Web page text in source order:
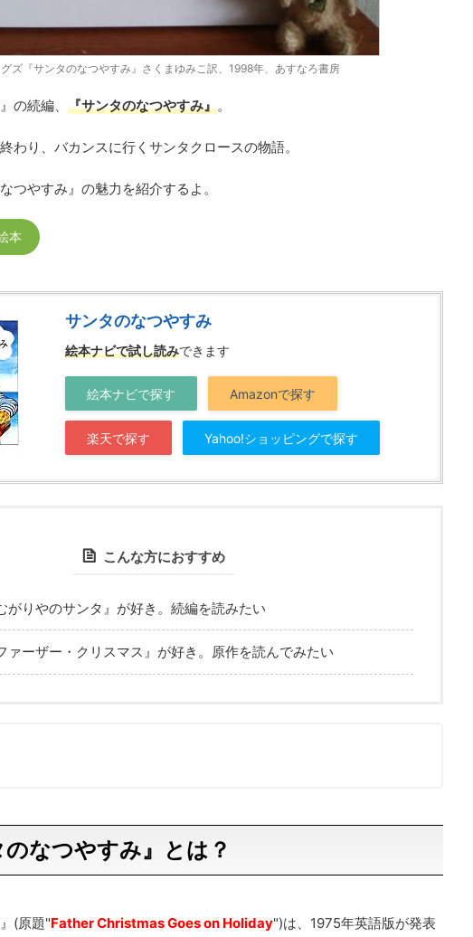
ズ『サンタのなつやすみ』さくまゆみこ訳、1998年、あすなろ書房
の続編、 『サンタのなつやすみ』。
わり、バカンスに行くサンタクロースの物語。
つやすみ』の魅力を紹介するよ。
本
サンタのなつやすみ
絵本ナビで試し読みできます
絵本ナビで探す Amazonで探す
楽天で探す Yahoo!ショッピングで探す
こんな方におすすめ
がりやのサンタ』が好き。続編を読みたい
ァーザー・クリスマス』が好き。原作を読んでみたい
なつやすみ』とは？
(原題"Father Christmas Goes on Holiday")は、1975年英語版が発表